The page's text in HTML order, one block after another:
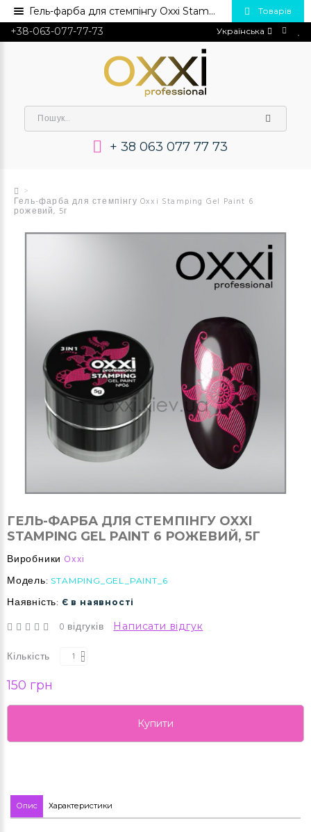
+38-063-077-77-73 Українська
+ 38 063 077 77 73
Товарів
Гель-фарба для стемпінгу Oxxi Stamping Gel Paint 6
рожевий, 5г
ГЕЛЬ-ФАРБА ДЛЯ СТЕМПІНГУ OXXI
STAMPING GEL PAINT 6 РОЖЕВИЙ, 5Г
Виробники Oxxi
Модель: STAMPING_GEL_PAINT_6
Наявність: Є в наявності
0 відгуків Написати відгук
Кількість
150 грн
Купити
Опис Характеристики
Гель-фарба для стемпінгу Oxxi Stamping Gel Paint 6 рожевий, 5г 💅 Купити в Україні опт та роздріб